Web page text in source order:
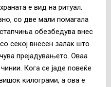
е вид на ритуал.
со две мали помагала
обезбедува внес
секој внесен залак што
прејадувањето. Оваа
Кога се јаде повеќе
килограми, а ова е